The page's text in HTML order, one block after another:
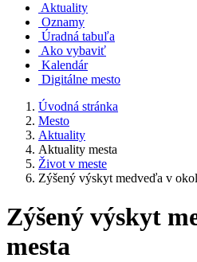
Aktuality
Oznamy
Úradná tabuľa
Ako vybaviť
Kalendár
Digitálne mesto
Úvodná stránka
Mesto
Aktuality
Aktuality mesta
Život v meste
Zýšený výskyt medveďa v
Zýšený výskyt
mesta